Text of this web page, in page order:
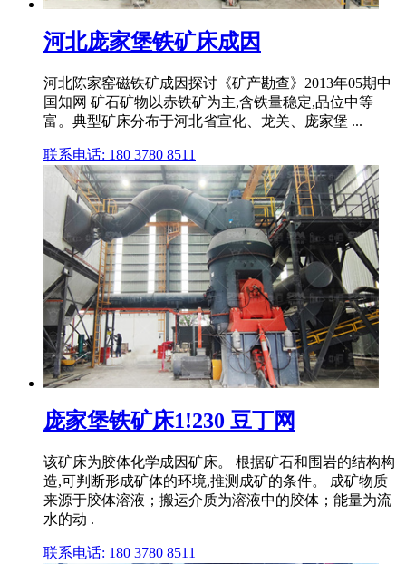
河北庞家堡铁矿床成因
河北陈家窑磁铁矿成因探讨《矿产勘查》2013年05期中
国知网 矿石矿物以赤铁矿为主,含铁量稳定,品位中等
富。典型矿床分布于河北省宣化、龙关、庞家堡 ...
联系电话: 180 3780 8511
庞家堡铁矿床1!230 豆丁网
该矿床为胶体化学成因矿床。 根据矿石和围岩的结构构
造,可判断形成矿体的环境,推测成矿的条件。 成矿物质
来源于胶体溶液；搬运介质为溶液中的胶体；能量为流
水的动 .
联系电话: 180 3780 8511